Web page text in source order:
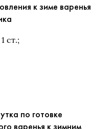
к зиме варенья
ст.;
по готовке
варенья к зимним